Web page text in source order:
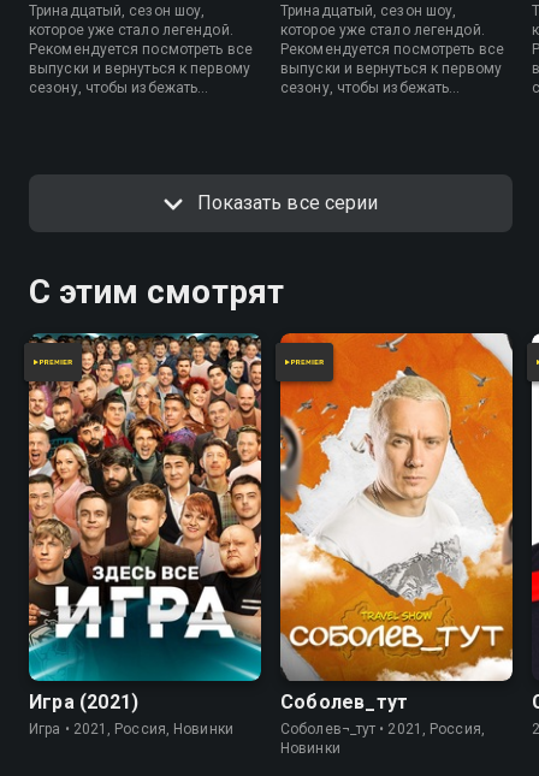
Тринадцатый, сезон шоу,
которое уже стало легендой.
Рекомендуется посмотреть все
выпуски и вернуться к первому
сезону, чтобы избежать
Тринадцатый, сезон шоу,
которое уже стало легендой.
Рекомендуется посмотреть все
выпуски и вернуться к первому
сезону, чтобы избежать
Показать все серии
С этим смотрят
7.8
Игра (2021)
Игра • 2021, Россия, Новинки
Соболев_тут
Соболев¬_тут • 2021, Россия,
Новинки